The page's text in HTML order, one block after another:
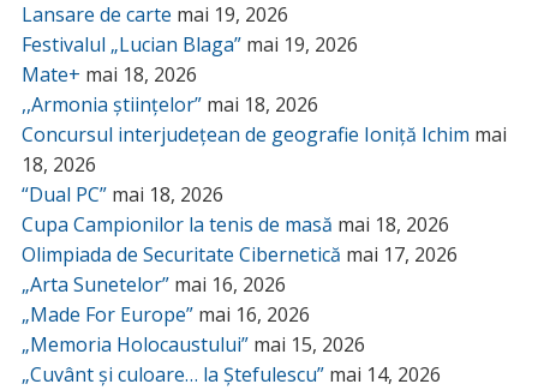
Lansare de carte mai 19, 2026
Festivalul „Lucian Blaga” mai 19, 2026
Mate+ mai 18, 2026
,,Armonia științelor” mai 18, 2026
Concursul interjudețean de geografie Ioniță Ichim mai
18, 2026
“Dual PC” mai 18, 2026
Cupa Campionilor la tenis de masă mai 18, 2026
Olimpiada de Securitate Cibernetică mai 17, 2026
„Arta Sunetelor” mai 16, 2026
„Made For Europe” mai 16, 2026
„Memoria Holocaustului” mai 15, 2026
„Cuvânt și culoare… la Ștefulescu” mai 14, 2026